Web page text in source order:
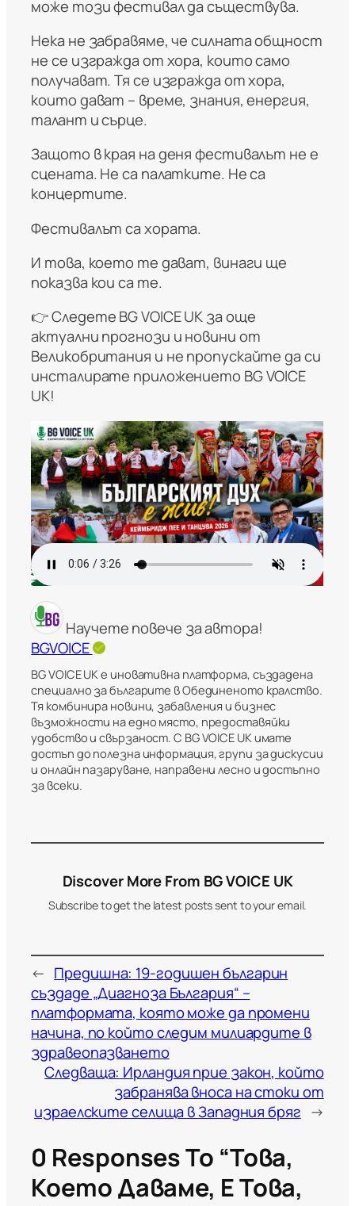
може този фестивал да съществува.
Нека не забравяме, че силната общност
не се изгражда от хора, които само
получават. Тя се изгражда от хора,
които дават – време, знания, енергия,
талант и сърце.
Защото в края на деня фестивалът не е
сцената. Не са палатките. Не са
концертите.
Фестивалът са хората.
И това, което те дават, винаги ще
показва кои са те.
👉 Следете BG VOICE UK за още
актуални прогнози и новини от
Великобритания и не пропускайте да си
инсталирате приложението BG VOICE
UK!
Научете повече за автора!
BGVOICE
BG VOICE UK е иновативна платформа, създадена
специално за българите в Обединеното кралство.
Тя комбинира новини, забавления и бизнес
възможности на едно място, предоставяйки
удобство и свързаност. С BG VOICE UK имате
достъп до полезна информация, групи за дискусии
и онлайн пазаруване, направени лесно и достъпно
за всеки.
Discover More From BG VOICE UK
Subscribe to get the latest posts sent to your email.
← Предишна: 19-годишен българин
създаде „Диагноза България“ –
платформата, която може да промени
начина, по който следим милиардите в
здравеопазването
Следваща: Ирландия прие закон, който
забранява вноса на стоки от
израелските селища в Западния бряг →
0 Responses To “Това,
Което Даваме, Е Това,